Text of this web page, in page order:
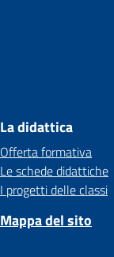
La didattica
Offerta formativa
Le schede didattiche
I progetti delle classi
Mappa del sito